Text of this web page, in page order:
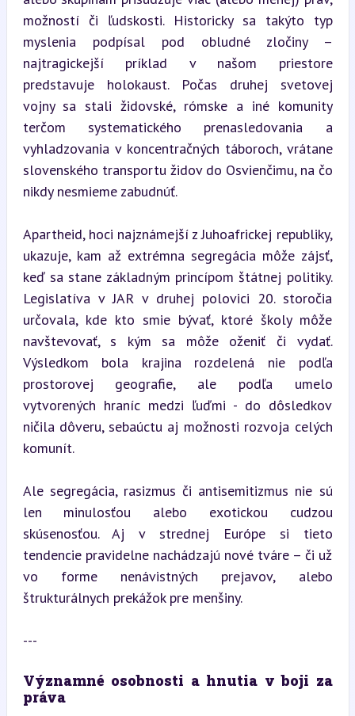
možností či ľudskosti. Historicky sa takýto typ
myslenia podpísal pod obludné zločiny –
najtragickejší príklad v našom priestore
predstavuje holokaust. Počas druhej svetovej
vojny sa stali židovské, rómske a iné komunity
terčom systematického prenasledovania a
vyhladzovania v koncentračných táboroch, vrátane
slovenského transportu židov do Osvienčimu, na čo
nikdy nesmieme zabudnúť.
Apartheid, hoci najznámejší z Juhoafrickej republiky,
ukazuje, kam až extrémna segregácia môže zájsť,
keď sa stane základným princípom štátnej politiky.
Legislatíva v JAR v druhej polovici 20. storočia
určovala, kde kto smie bývať, ktoré školy môže
navštevovať, s kým sa môže oženiť či vydať.
Výsledkom bola krajina rozdelená nie podľa
prostorovej geografie, ale podľa umelo
vytvorených hraníc medzi ľuďmi - do dôsledkov
ničila dôveru, sebaúctu aj možnosti rozvoja celých
komunít.
Ale segregácia, rasizmus či antisemitizmus nie sú
len minulosťou alebo exotickou cudzou
skúsenosťou. Aj v strednej Európe si tieto
tendencie pravidelne nachádzajú nové tváre – či už
vo forme nenávistných prejavov, alebo
štrukturálnych prekážok pre menšiny.
---
Významné osobnosti a hnutia v boji za
práva